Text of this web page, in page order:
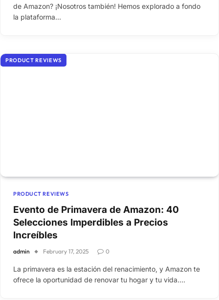
de Amazon? ¡Nosotros también! Hemos explorado a fondo
la plataforma…
PRODUCT REVIEWS
PRODUCT REVIEWS
Evento de Primavera de Amazon: 40
Selecciones Imperdibles a Precios
Increíbles
admin February 17, 2025 0
La primavera es la estación del renacimiento, y Amazon te
ofrece la oportunidad de renovar tu hogar y tu vida.…